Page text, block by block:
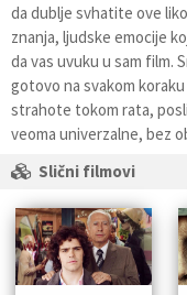
da dublje svhatite ove
znanja, ljudske emocije
da vas uvuku u sam film.
gotovo na svakom
strahote tokom rata,
veoma univerzalne, bez
Slični filmovi